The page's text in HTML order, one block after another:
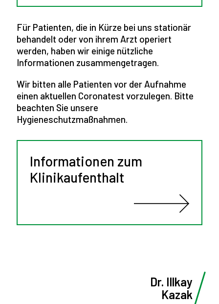
Für Patienten, die in Kürze bei uns stationär
behandelt oder von ihrem Arzt operiert
werden, haben wir einige nützliche
Informationen zusammengetragen.
Wir bitten alle Patienten vor der Aufnahme
einen aktuellen Coronatest vorzulegen. Bitte
beachten Sie unsere
Hygieneschutzmaßnahmen.
Informationen zum
Klinikaufenthalt
Dr. Illkay
Kazak